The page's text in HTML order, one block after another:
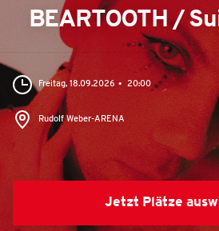
BEARTOOTH /
Freitag, 18.09.2026 20:00
Rudolf Weber-ARENA
Jetzt Plätze